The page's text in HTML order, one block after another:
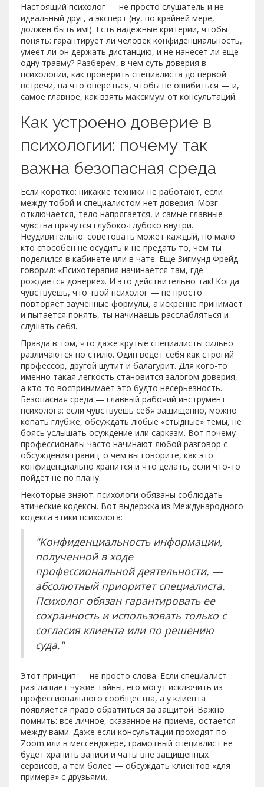
Настоящий психолог — не просто слушатель и не
идеальный друг, а эксперт (ну, по крайней мере,
должен быть им!). Есть надежные критерии, чтобы
понять: гарантирует ли человек конфиденциальность,
умеет ли он держать дистанцию, и не нанесет ли еще
одну травму? Разберем, в чем суть доверия в
психологии, как проверить специалиста до первой
встречи, на что опереться, чтобы не ошибиться — и,
самое главное, как взять максимум от консультаций.
Как устроено доверие в
психологии: почему так
важна безопасная среда
Если коротко: никакие техники не работают, если
между тобой и специалистом нет доверия. Мозг
отключается, тело напрягается, и самые главные
чувства прячутся глубоко-глубоко внутри.
Неудивительно: советовать может каждый, но мало
кто способен не осудить и не предать то, чем ты
поделился в кабинете или в чате. Еще Зигмунд Фрейд
говорил: «Психотерапия начинается там, где
рождается доверие». И это действительно так! Когда
чувствуешь, что твой психолог — не просто
повторяет заученные формулы, а искренне принимает
и пытается понять, ты начинаешь расслабляться и
слушать себя.
Правда в том, что даже крутые специалисты сильно
различаются по стилю. Один ведет себя как строгий
профессор, другой шутит и балагурит. Для кого-то
именно такая легкость становится залогом доверия,
а кто-то воспринимает это будто несерьезность.
Безопасная среда — главный рабочий инструмент
психолога: если чувствуешь себя защищенно, можно
копать глубже, обсуждать любые «стыдные» темы, не
боясь услышать осуждение или сарказм. Вот почему
профессионалы часто начинают любой разговор с
обсуждения границ: о чем вы говорите, как это
конфиденциально хранится и что делать, если что-то
пойдет не по плану.
Некоторые знают: психологи обязаны соблюдать
этические кодексы. Вот выдержка из Международного
кодекса этики психолога:
"Конфиденциальность информации,
полученной в ходе
профессиональной деятельности, —
абсолютный приоритет специалиста.
Психолог обязан гарантировать ее
сохранность и использовать только с
согласия клиента или по решению
суда."
Этот принцип — не просто слова. Если специалист
разглашает чужие тайны, его могут исключить из
профессионального сообщества, а у клиента
появляется право обратиться за защитой. Важно
помнить: все личное, сказанное на приеме, остается
между вами. Даже если консультации проходят по
Zoom или в мессенджере, грамотный специалист не
будет хранить записи и чаты вне защищенных
сервисов, а тем более — обсуждать клиентов «для
примера» с друзьями.